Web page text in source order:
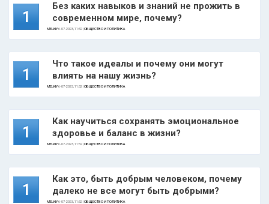
1
Без каких навыков и знаний не прожить в
современном мире, почему?
MELKIY6-07-2023, 11:52 |ОБЩЕСТВО И ПОЛИТИКА
1
Что такое идеалы и почему они могут
влиять на нашу жизнь?
MELKIY6-07-2023, 11:52 |ОБЩЕСТВО И ПОЛИТИКА
1
Как научиться сохранять эмоциональное
здоровье и баланс в жизни?
MELKIY6-07-2023, 11:52 |ОБЩЕСТВО И ПОЛИТИКА
1
Как это, быть добрым человеком, почему
далеко не все могут быть добрыми?
MELKIY6-07-2023, 11:52 |ОБЩЕСТВО И ПОЛИТИКА